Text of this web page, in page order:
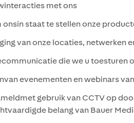
met ons
staat te stellen onze
van onze locaties, netwerken
die we u toesturen
evenementen en webinars
gebruik van CCTV op
belang van Bauer